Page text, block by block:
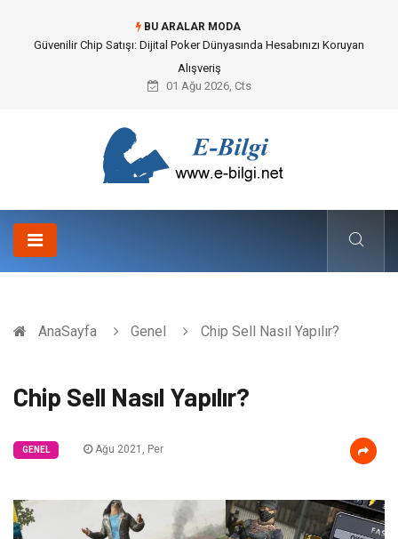
BU ARALAR MODA
Güvenilir Chip Satışı: Dijital Poker Dünyasında Hesabınızı Koruyan
Alışveriş
01 Ağu 2026, Cts
AnaSayfa Genel Chip Sell Nasıl Yapılır?
Chip Sell Nasıl Yapılır?
GENEL Ağu 2021, Per